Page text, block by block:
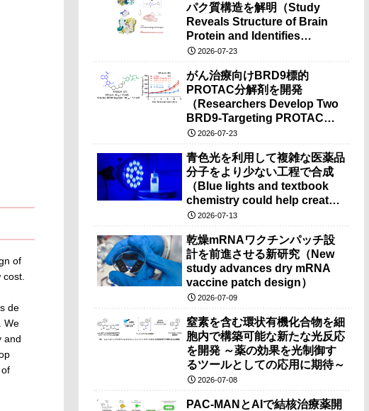
of
de
We
and
パク質構造を解明（Study
Reveals Structure of Brain
Protein and Identifies
Potential Drug Target for
2026-07-23
がん治療向けBRD9標的
PROTAC分解剤を開発
（Researchers Develop Two
BRD9-Targeting PROTAC
Degraders for Cancer
2026-07-23
青色光を利用して複雑な医薬品
分子をより少ない工程で合成
（Blue lights and textbook
chemistry could help create
complex drugs in fewer
2026-07-13
乾燥mRNAワクチンパッチ設
計を前進させる新研究（New
study advances dry mRNA
vaccine patch design）
2026-07-09
窒素を含む環状有機化合物を細
胞内で構築可能な新たな光反応
を開発 ～薬の効果を光制御す
るツールとしての応用に期待～
2026-07-08
PAC-MANとAIで結核治療薬開